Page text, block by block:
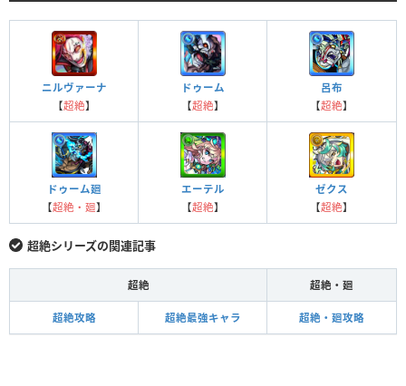
ニルヴァーナ
【超絶】
ドゥーム
【超絶】
呂布
【超絶】
ドゥーム廻
【超絶・廻】
エーテル
【超絶】
ゼクス
【超絶】
超絶シリーズの関連記事
超絶 超絶・廻
超絶攻略 超絶最強キャラ 超絶・廻攻略